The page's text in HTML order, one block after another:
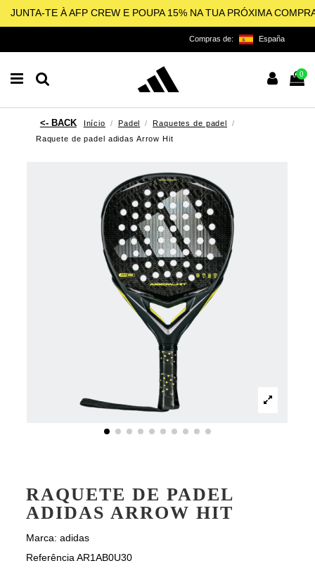
JUNTA-TE À AFP CREW E POUPA 15% NA TUA PRÓXIMA
Compras de: España
0
Início Padel
Raquetes de padel
Raquete de padel adidas Arrow Hit
RAQUETE DE PADEL
ADIDAS ARROW HIT
Marca: adidas
Referência AR1AB0U30